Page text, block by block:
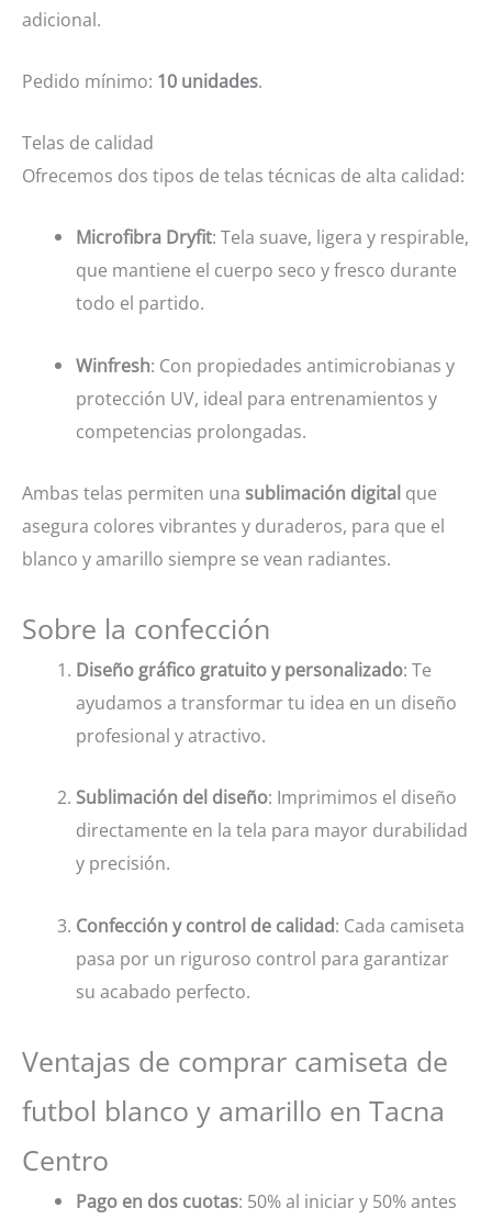
adicional.
Pedido mínimo: 10 unidades.
Telas de calidad
Ofrecemos dos tipos de telas técnicas de alta calidad:
Microfibra Dryfit: Tela suave, ligera y respirable,
que mantiene el cuerpo seco y fresco durante
todo el partido.
Winfresh: Con propiedades antimicrobianas y
protección UV, ideal para entrenamientos y
competencias prolongadas.
Ambas telas permiten una sublimación digital que
asegura colores vibrantes y duraderos, para que el
blanco y amarillo siempre se vean radiantes.
Sobre la confección
Diseño gráfico gratuito y personalizado: Te
ayudamos a transformar tu idea en un diseño
profesional y atractivo.
Sublimación del diseño: Imprimimos el diseño
directamente en la tela para mayor durabilidad
y precisión.
Confección y control de calidad: Cada camiseta
pasa por un riguroso control para garantizar
su acabado perfecto.
Ventajas de comprar camiseta de
futbol blanco y amarillo en Tacna
Centro
Pago en dos cuotas: 50% al iniciar y 50% antes